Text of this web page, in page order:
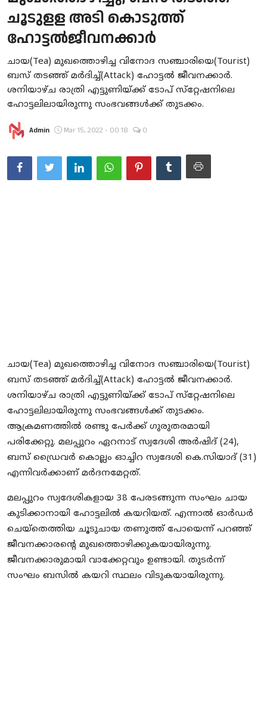
Gulf News
Loksabha Election 2024
Technology
Health
Jobs Mall
Shop Online
Malayalam
ചൂടുളള അടി കൊടുത്ത്
ഹോട്ടല്‍ജീവനക്കാര്‍
ചായ(Tea) മുഖത്തൊഴിച്ച വിനോദ സഞ്ചാരിയെ(Tourist)
ബസ് തടഞ്ഞ് മര്‍ദിച്ച്(Attack) ഹോട്ടല്‍ ജീവനക്കാര്‍.
ശനിയാഴ്ച രാത്രി എട്ടുണിയ്ക്ക് ടോപ് സ്‌റ്റേഷനിലെ
ഹോട്ടലിലായിരുന്നു സംഭവങ്ങള്‍ക്ക് തുടക്കം.
Admin Mar 15, 2022 - 00:18 0
ചായ(Tea) മുഖത്തൊഴിച്ച വിനോദ സഞ്ചാരിയെ(Tourist)
ബസ് തടഞ്ഞ് മര്‍ദിച്ച്(Attack) ഹോട്ടല്‍ ജീവനക്കാര്‍.
ശനിയാഴ്ച രാത്രി എട്ടുണിയ്ക്ക് ടോപ് സ്‌റ്റേഷനിലെ
ഹോട്ടലിലായിരുന്നു സംഭവങ്ങള്‍ക്ക് തുടക്കം.
ആക്രമണത്തില്‍ രണ്ടു പേര്‍ക്ക് ഗുരുതരമായി
പരിക്കേറ്റു. മലപ്പുറം ഏറനാട് സ്വദേശി അര്‍ഷിദ് (24),
ബസ് ഡ്രൈവര്‍ കൊല്ലം ഓച്ചിറ സ്വദേശി കെ.സിയാദ് (31)
എന്നിവര്‍ക്കാണ് മര്‍ദനമേറ്റത്.
മലപ്പുറം സ്വദേശികളായ 38 പേരടങ്ങുന്ന സംഘം ചായ
കുടിക്കാനായി ഹോട്ടലില്‍ കയറിയത്. എന്നാല്‍ ഓര്‍ഡര്‍
ചെയ്‌തെത്തിയ ചൂടുചായ തണുത്ത് പോയെന്ന് പറഞ്ഞ്
ജീവനക്കാരന്റെ മുഖത്തൊഴിക്കുകയായിരുന്നു.
ജീവനക്കാരുമായി വാക്കേറ്റവും ഉണ്ടായി. തുടര്‍ന്ന്
സംഘം ബസില്‍ കയറി സ്ഥലം വിടുകയായിരുന്നു.